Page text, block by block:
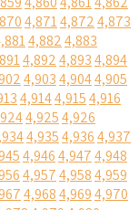
4,8714,8724,873
4,8824,883
4,8924,8934,894
4,9034,9044,905
4,9144,9154,916
4,9254,926
4,9354,9364,937
4,9464,9474,948
4,9574,9584,959
4,9684,9694,970